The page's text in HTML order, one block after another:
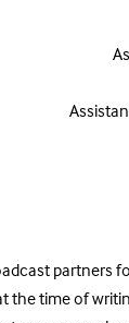
partners
the time of